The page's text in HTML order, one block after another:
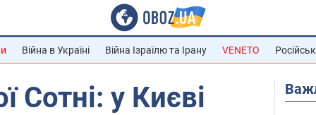
Війна в Україні Війна Ізраїлю та Ірану VENETO
Сотні: у Києві